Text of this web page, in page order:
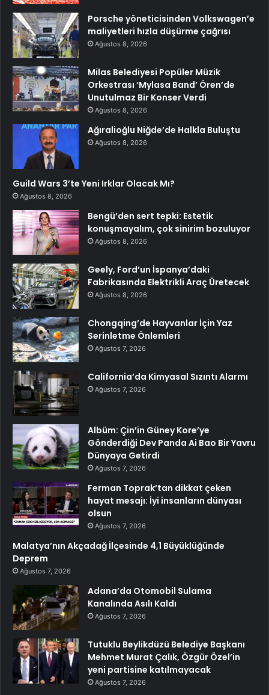
Porsche yöneticisinden Volkswagen’e
maliyetleri hızla düşürme çağrısı
Ağustos 8, 2026
Milas Belediyesi Popüler Müzik
Orkestrası ‘Mylasa Band’ Ören’de
Unutulmaz Bir Konser Verdi
Ağustos 8, 2026
Ağıralioğlu Niğde’de Halkla Buluştu
Ağustos 8, 2026
Guild Wars 3’te Yeni Irklar Olacak Mı?
Ağustos 8, 2026
Bengü’den sert tepki: Estetik
konuşmayalım, çok sinirim bozuluyor
Ağustos 8, 2026
Geely, Ford’un İspanya’daki
Fabrikasında Elektrikli Araç Üretecek
Ağustos 8, 2026
Chongqing’de Hayvanlar İçin Yaz
Serinletme Önlemleri
Ağustos 7, 2026
California’da Kimyasal Sızıntı Alarmı
Ağustos 7, 2026
Albüm: Çin’in Güney Kore’ye
Gönderdiği Dev Panda Ai Bao Bir Yavru
Dünyaya Getirdi
Ağustos 7, 2026
Ferman Toprak’tan dikkat çeken
hayat mesajı: İyi insanların dünyası
olsun
Ağustos 7, 2026
Malatya’nın Akçadağ İlçesinde 4,1 Büyüklüğünde
Deprem
Ağustos 7, 2026
Adana’da Otomobil Sulama
Kanalında Asılı Kaldı
Ağustos 7, 2026
Tutuklu Beylikdüzü Belediye Başkanı
Mehmet Murat Çalık, Özgür Özel’in
yeni partisine katılmayacak
Ağustos 7, 2026